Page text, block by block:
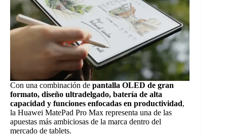
Con una combinación de pantalla OLED de gran
formato, diseño ultradelgado, batería de alta
capacidad y funciones enfocadas en productividad,
la Huawei MatePad Pro Max representa una de las
apuestas más ambiciosas de la marca dentro del
mercado de tablets.